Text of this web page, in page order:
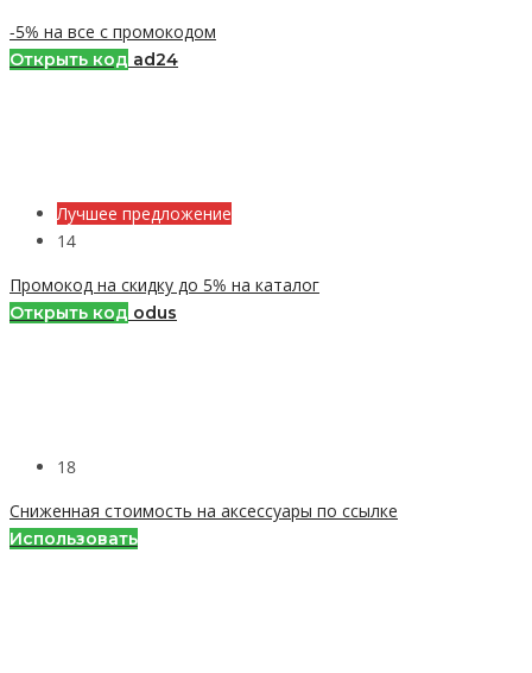
-5% на все с промокодом
Открыть код ad24
Лучшее предложение
14
Промокод на скидку до 5% на каталог
Открыть код odus
18
Сниженная стоимость на аксессуары по ссылке
Использовать